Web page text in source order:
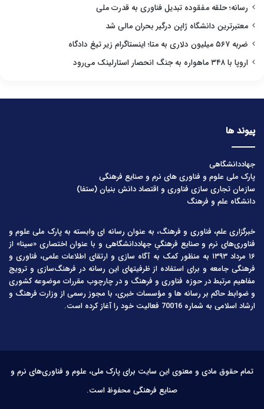
رسانه؛ حلقه مفقوده تبدیل فناوری به قدرت ملی
معتبرترین دانشگاه ژاپن درگیر بحران مالی شد
ضربه ۵۶۷ میلیون دلاری به متا؛ اینستاگرام زیر تیغ دادگاه
اروپا با ۳۴۸ ماهواره به جنگ انحصار استارلینک می‌رود
پیوند ها
جهاددانشگاهی
پارک ملی علوم و فناوری های نرم و صنایع فرهنگی
سازمان تجاری سازی فناوری و اقتصاد دانش بنیان (ستفا)
دانشگاه علم و فرهنگ
خبرگزاری علم، فناوری و فرهنگ، به عنوان رسانه ای وابسته به پارک ملی علوم و
فناوری‌های نرم و صنایع فرهنگیِ جهاددانشگاهی و با عنوان اختصاری «سینا» از
۱۶ مرداد ۱۳۹۳ به منظور کمک به آگاه سازی و ارتقای اطلاعات علمی، فناوری و
فرهنگی جامعه و برای استفاده از ظرفیتهای این رسانه در فرهنگ‌سازی و ترویج
مفاهیم مرتبط در حوزه فناوری و فرهنگ و در چارچوب مقررات موضوعه کشوری
و ضوابط حاکم بر رسانه ها و مؤسسات خبری، با مجوز رسمی از وزارت فرهنگ و
ارشاد اسلامی به شماره 70016 فعالیت خود را آغاز کرده است.
تمام حقوق مادی و معنوی این سایت برای پارک ملی، علوم و فناوری‌های نرم و
صنایع فرهنگی محفوظ است.